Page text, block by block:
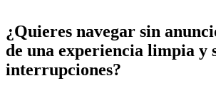
¿Quieres navegar sin
de una experiencia limpia y
interrupciones?